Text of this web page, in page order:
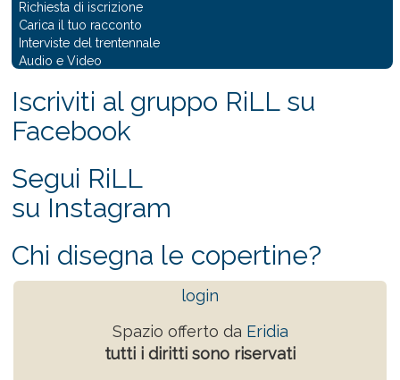
Richiesta di iscrizione
Carica il tuo racconto
Interviste del trentennale
Audio e Video
Iscriviti al gruppo RiLL su
Facebook
Segui RiLL
su Instagram
Chi disegna le copertine?
login
Spazio offerto da Eridia
tutti i diritti sono riservati